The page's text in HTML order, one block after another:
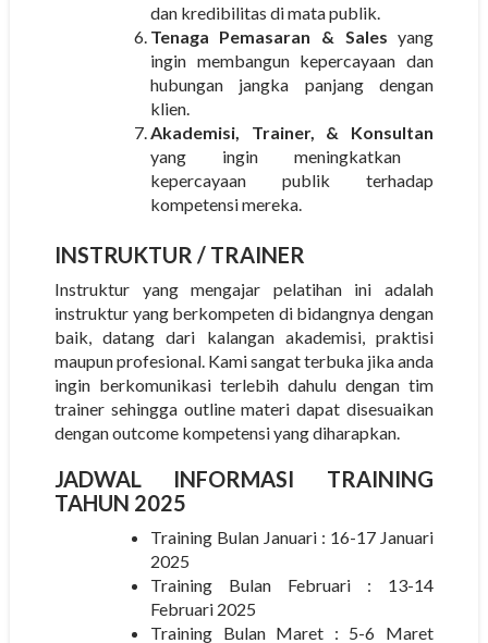
dan kredibilitas di mata publik.
Tenaga Pemasaran & Sales yang
ingin membangun kepercayaan dan
hubungan jangka panjang dengan
klien.
Akademisi, Trainer, & Konsultan
yang ingin meningkatkan
kepercayaan publik terhadap
kompetensi mereka.
INSTRUKTUR / TRAINER
Instruktur yang mengajar pelatihan ini adalah
instruktur yang berkompeten di bidangnya dengan
baik, datang dari kalangan akademisi, praktisi
maupun profesional. Kami sangat terbuka jika anda
ingin berkomunikasi terlebih dahulu dengan tim
trainer sehingga outline materi dapat disesuaikan
dengan outcome kompetensi yang diharapkan.
JADWAL INFORMASI TRAINING
TAHUN 2025
Training Bulan Januari : 16-17 Januari
2025
Training Bulan Februari : 13-14
Februari 2025
Training Bulan Maret : 5-6 Maret